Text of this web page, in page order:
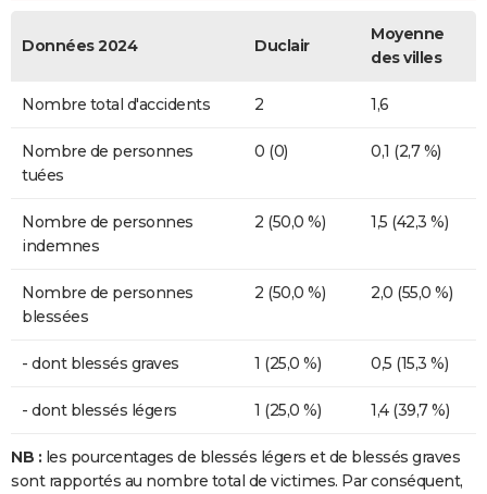
Données 2024 Duclair
Moyenne
des villes
Nombre total d'accidents 2 1,6
Nombre de personnes
tuées
0 (0) 0,1 (2,7 %)
Nombre de personnes
indemnes
2 (50,0 %) 1,5 (42,3 %)
Nombre de personnes
blessées
2 (50,0 %) 2,0 (55,0 %)
- dont blessés graves 1 (25,0 %) 0,5 (15,3 %)
- dont blessés légers 1 (25,0 %) 1,4 (39,7 %)
NB : les pourcentages de blessés légers et de blessés graves
sont rapportés au nombre total de victimes. Par conséquent,